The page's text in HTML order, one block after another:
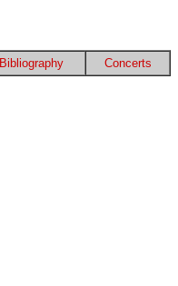
Bibliography Concerts